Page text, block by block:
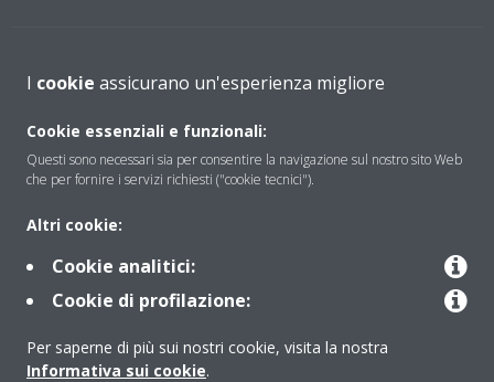
Contattaci
Periodo di supporto definito
Politica di segnalazione e divulgazione delle vulnerabilità del
Gruppo Daikin Europe
Copyright © Daikin
I cookie assicurano un'esperienza migliore
Cookie essenziali e funzionali:
Questi sono necessari sia per consentire la navigazione sul nostro sito Web
che per fornire i servizi richiesti ("cookie tecnici").
Altri cookie:
Cookie analitici:
Cookie di profilazione:
Per saperne di più sui nostri cookie, visita la nostra
Informativa sui cookie.